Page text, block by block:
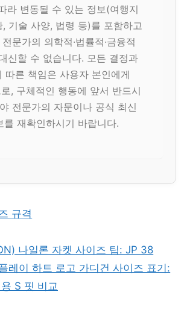
라 변동될 수 있는 정보(여행지
, 기술 사양, 법령 등)를 포함하고
문가의 의학적·법률적·금융적
신할 수 없습니다. 모든 결정과
따른 책임은 사용자 본인에게
, 구체적인 행동에 앞서 반드시
전문가의 자문이나 공식 최신
를 재확인하시기 바랍니다.
규격
나일론 자켓 사이즈 팁: JP 38
레이 하트 로고 가디건 사이즈 표기:
S 핏 비교